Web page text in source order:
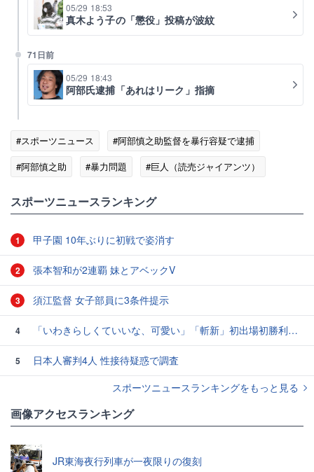
05/29 18:53
真木よう子の「懲役」投稿が波紋
71日前
05/29 18:43
阿部氏逮捕「あれはリーク」指摘
#スポーツニュース
#阿部慎之助監督を暴行容疑で逮捕
#阿部慎之助
#暴力問題 #巨人（読売ジャイアンツ）
スポーツニュースランキング
1 甲子園 10年ぶりに初戦で姿消す
2 張本智和が2連覇 妹とアベックV
3 須江監督 女子部員に3条件提示
4 「いわきらしくていいな、可愛い」「斬新」初出場初勝利の東日本国際大昌平、アルプス彩ったフラダンス部の応援に反響 部員は感無量「夢を見ているよう」
5
日本人審判4人 性接待疑惑で調査
スポーツニュースランキングをもっと見る
画像アクセスランキング
JR東海夜行列車が一夜限りの復刻